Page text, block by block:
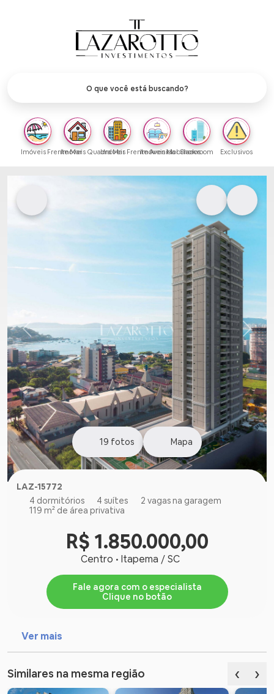
Imóveis Frente MarImóveis Quadra MarImóveis Frente Avenida
Imóveis Mobiliados
Showroom Exclusivos
19 fotos Mapa
LAZ-15772
4 dormitórios
4 suítes
2 vagas na garagem
119 m² de área privativa
R$ 1.850.000,00
Centro • Itapema / SC
Fale agora com o especialista
Clique no botão
Ver mais
Similares na mesma região ‹ ›